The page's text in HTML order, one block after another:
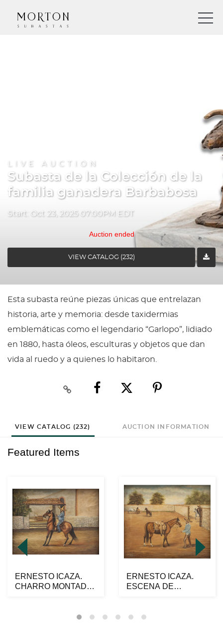
LIVE AUCTION
Subasta de la Colección de la
familia ganadera Barbabosa
Start: Oct 23, 2025 07:00PM EDT
Auction ended
VIEW CATALOG (232)
Esta subasta reúne piezas únicas que entrelazan
historia, arte y memoria: desde taxidermias
emblemáticas como el legendario “Garlopo”, lidiado
en 1880, hasta óleos, esculturas y objetos que dan
vida al ruedo y a quienes lo habitaron.
VIEW CATALOG (232) AUCTION INFORMATION
Featured Items
ERNESTO ICAZA.
CHARRO MONTADO.
ERNESTO ICAZA.
ESCENA DE